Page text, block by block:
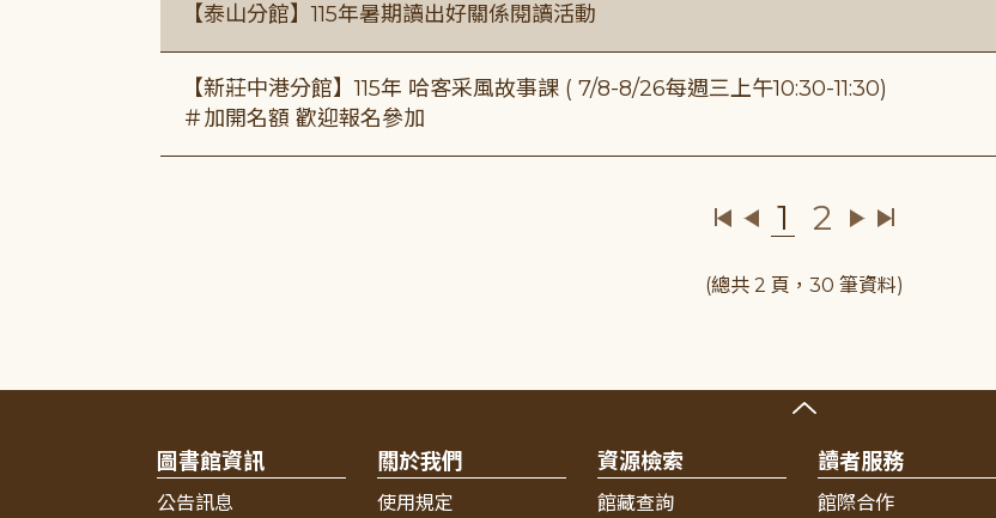
【泰山分館】115年暑期讀出好關係閱讀活動
【新莊中港分館】115年 哈客采風故事課 ( 7/8-8/26每週三上午10:30-11:30)
＃加開名額 歡迎報名參加
1 2
(總共 2 頁，30 筆資料)
圖書館資訊
公告訊息
關於我們
使用規定
資源檢索
館藏查詢
讀者服務
館際合作